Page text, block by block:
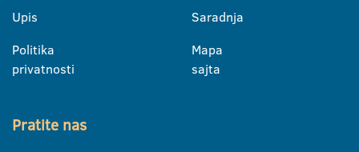
Upis
Politika
privatnosti
Saradnja
Mapa
sajta
Pratite nas